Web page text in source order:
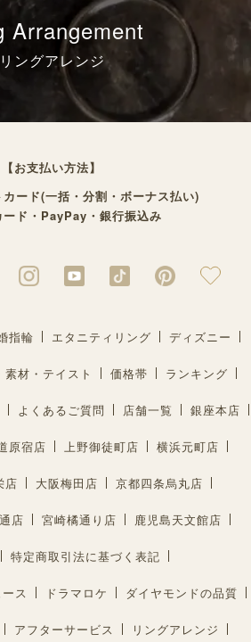
Arrangement
リングアレンジ
【お支払い方法】
ード(一括・分割・ボーナス払い)
ード・PayPay・銀行振込み
指輪 エタニティリング ディズニー
材・テイスト 価格帯 ランキング
よくあるご質問 店舗一覧 銀座本店
原宿店 上野御徒町店 横浜元町店
店 大阪梅田店 京都四条烏丸店
店 宮崎橘通り店 鹿児島天文館店
特定商取引法に基づく表記
ス ドラマロケ ダイヤモンドの品質
アフターサービス リングアレンジ